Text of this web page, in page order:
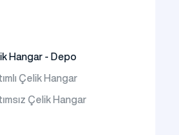
Hangar - Depo
Çelik Hangar
Çelik Hangar